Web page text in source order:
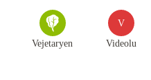
Vejetaryen
V
Videolu